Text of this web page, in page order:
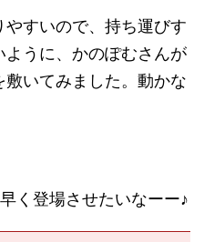
すいので、持ち運びす
ように、かのぽむさんが
敷いてみました。動かな
く登場させたいなーー♪